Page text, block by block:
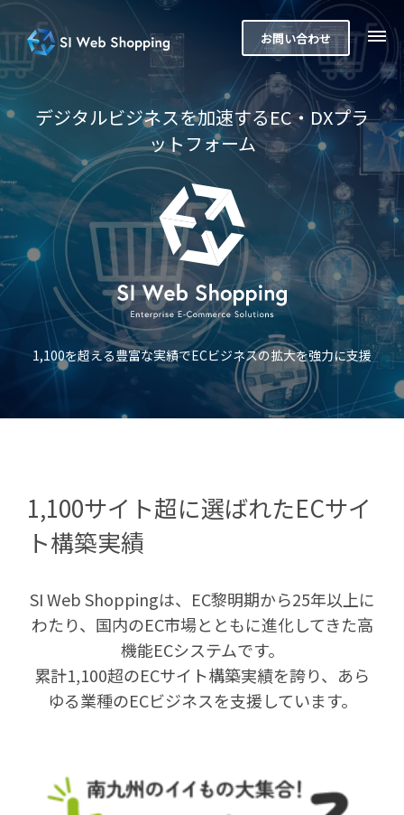
お問い合わせ
デジタルビジネスを加速するEC・DXプラ
ットフォーム
1,100を超える豊富な実績でECビジネスの拡大を強力に支援
1,100サイト超に選ばれたECサイ
ト構築実績
SI Web Shoppingは、EC黎明期から25年以上に
わたり、国内のEC市場とともに進化してきた高
機能ECシステムです。
累計1,100超のECサイト構築実績を誇り、あら
ゆる業種のECビジネスを支援しています。